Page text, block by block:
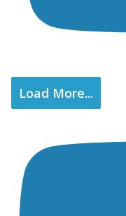
Load More...